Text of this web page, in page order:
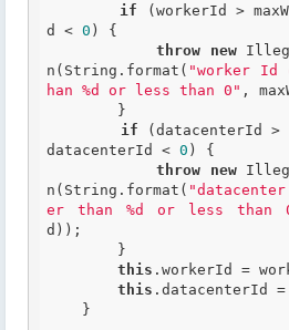
if (workerId >
d < 0 ) {
throw
new
n(String.format( "worker
han %d or less than 0" ,
if (datacenterId >
datacenterId < 0 ) {
throw
new
n(String.format(
er than %d or less than
d));
this .workerId =
this .datacenterId